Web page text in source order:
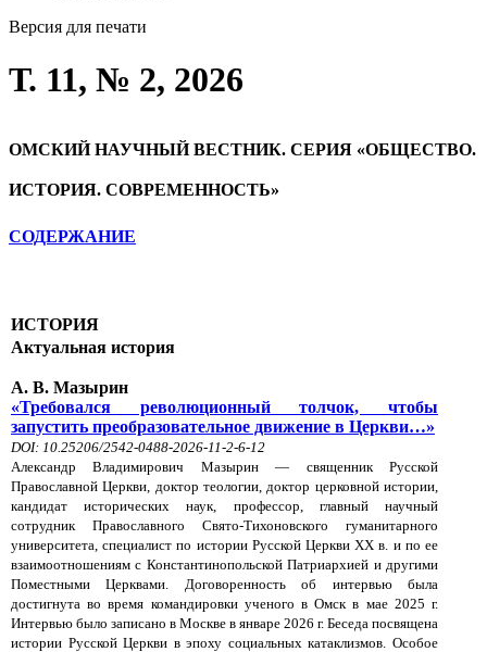
Версия для печати
Т. 11, № 2, 2026
ОМСКИЙ НАУЧНЫЙ ВЕСТНИК. СЕРИЯ «ОБЩЕСТВО.
ИСТОРИЯ. СОВРЕМЕННОСТЬ»
СОДЕРЖАНИЕ
ИСТОРИЯ
Актуальная история
А. В. Мазырин
«Требовался революционный толчок, чтобы
запустить преобразовательное движение в Церкви…»
DOI: 10.25206/2542-0488-2026-11-2-6-12
Александр Владимирович Мазырин — священник Русской
Православной Церкви, доктор теологии, доктор церковной истории,
кандидат исторических наук, профессор, главный научный
сотрудник Православного Свято-Тихоновского гуманитарного
университета, специалист по истории Русской Церкви ХХ в. и по ее
взаимоотношениям с Константинопольской Патриархией и другими
Поместными Церквами. Договоренность об интервью была
достигнута во время командировки ученого в Омск в мае 2025 г.
Интервью было записано в Москве в январе 2026 г. Беседа посвящена
истории Русской Церкви в эпоху социальных катаклизмов. Особое